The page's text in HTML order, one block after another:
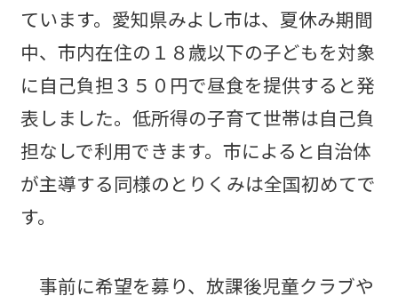
ています。愛知県みよし市は、夏休み期間
中、市内在住の１８歳以下の子どもを対象
に自己負担３５０円で昼食を提供すると発
表しました。低所得の子育て世帯は自己負
担なしで利用できます。市によると自治体
が主導する同様のとりくみは全国初めてで
す。
事前に希望を募り、放課後児童クラブや